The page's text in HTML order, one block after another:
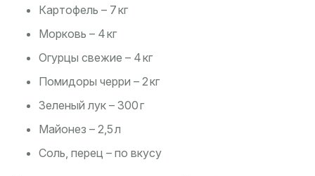
Картофель – 7 кг
Морковь – 4 кг
Огурцы свежие – 4 кг
Помидоры черри – 2 кг
Зеленый лук – 300 г
Майонез – 2,5 л
Соль, перец – по вкусу